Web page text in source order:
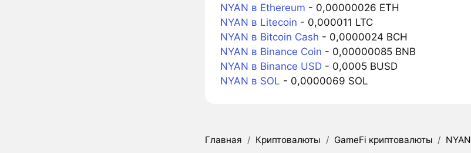
NYAN в Ethereum - 0,00000026 ETH
NYAN в Litecoin - 0,000011 LTC
NYAN в Bitcoin Cash - 0,0000024 BCH
NYAN в Binance Coin - 0,00000085 BNB
NYAN в Binance USD- 0,0005 BUSD
NYAN в SOL - 0,0000069 SOL
Главная / Криптовалюты / GameFi криптовалюты / NYAN